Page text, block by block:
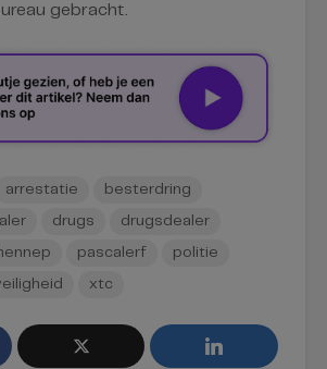
gebracht.
arrestatie besterdring
drugs drugsdealer
pascalerf politie
xtc